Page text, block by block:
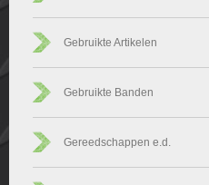
Gebruikte Artikelen
Gebruikte Banden
Gereedschappen e.d.